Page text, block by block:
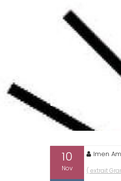
LES
10
Nov
Imen
( extrait